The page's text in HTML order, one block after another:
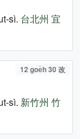
sì. 台北州 宜
12 goe̍h 30 改
sì. 新竹州 竹